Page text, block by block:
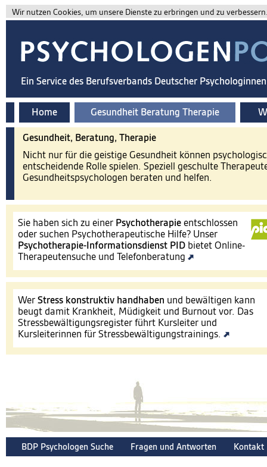
Wir nutzen Cookies, um unsere Dienste zu erbringen und zu
Ein Service des Berufsverbands Deutscher
Home Gesundheit Beratung Therapie
Gesundheit, Beratung, Therapie
Nicht nur für die geistige Gesundheit können
entscheidende Rolle spielen. Speziell geschulte
Gesundheitspsychologen beraten und helfen.
Sie haben sich zu einer Psychotherapie entschlossen
oder suchen Psychotherapeutische Hilfe? Unser
Psychotherapie-Informationsdienst PID bietet Online-
Therapeutensuche und Telefonberatung
Wer Stress konstruktiv handhaben und bewältigen kann
beugt damit Krankheit, Müdigkeit und Burnout vor. Das
Stressbewältigungsregister führt Kursleiter und
Kursleiterinnen für Stressbewältigungstrainings.
BDP Psychologen Suche Fragen und Antworten Kontakt